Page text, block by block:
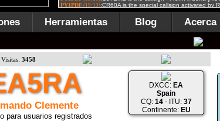
Herramientas Blog Acerca
Visitas: 3458
Clemente
para usuarios registrados
DXCC: EA
Spain
CQ: 14- ITU: 37
Continente: EU